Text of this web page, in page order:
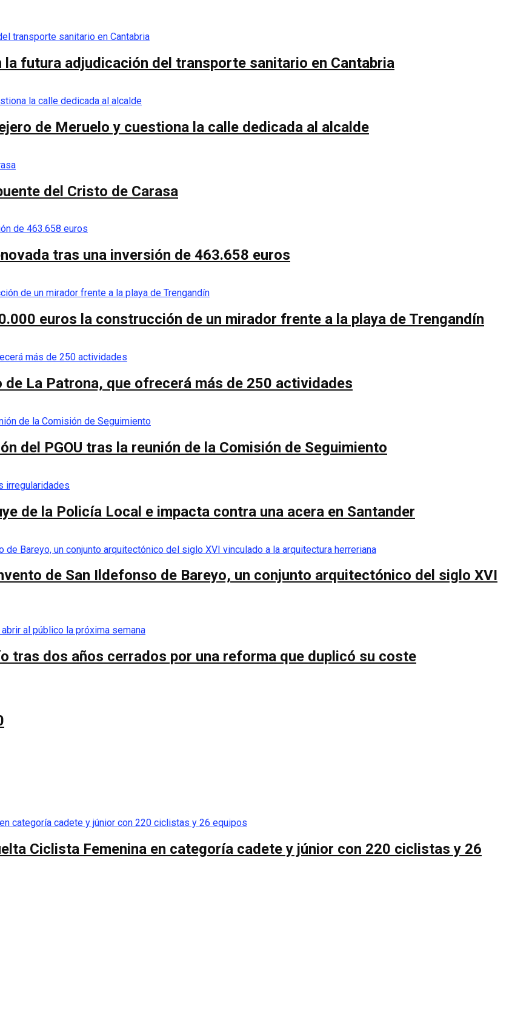
la futura adjudicación del transporte sanitario en Cantabria
de Meruelo y cuestiona la calle dedicada al alcalde
del Cristo de Carasa
tras una inversión de 463.658 euros
euros la construcción de un mirador frente a la playa de Trengandín
La Patrona, que ofrecerá más de 250 actividades
del PGOU tras la reunión de la Comisión de Seguimiento
de la Policía Local e impacta contra una acera en Santander
de San Ildefonso de Bareyo, un conjunto arquitectónico del siglo XVI
tras dos años cerrados por una reforma que duplicó su coste
Ciclista Femenina en categoría cadete y júnior con 220 ciclistas y 26